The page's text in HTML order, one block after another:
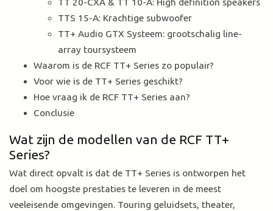
TT 20-CXA & TT 10-A: High definition speakers
TTS 15-A: Krachtige subwoofer
TT+ Audio GTX Systeem: grootschalig line-
array toursysteem
Waarom is de RCF TT+ Series zo populair?
Voor wie is de TT+ Series geschikt?
Hoe vraag ik de RCF TT+ Series aan?
Conclusie
Wat zijn de modellen van de RCF TT+
Series?
Wat direct opvalt is dat de TT+ Series is ontworpen het
doel om hoogste prestaties te leveren in de meest
veeleisende omgevingen. Touring geluidsets, theater,